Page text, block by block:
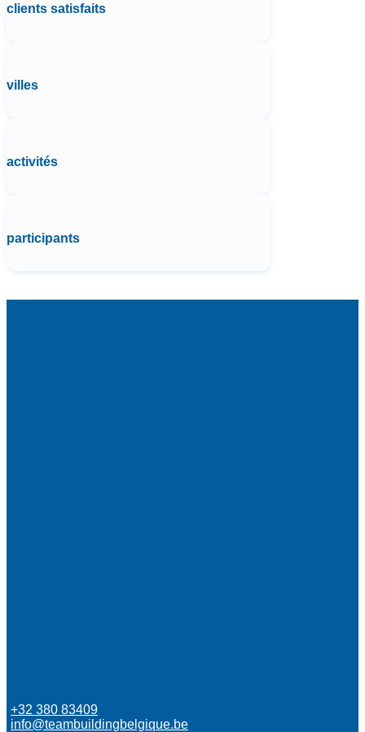
clients satisfaits
villes
activités
participants
+32 380 83409
info@teambuildingbelgique.be